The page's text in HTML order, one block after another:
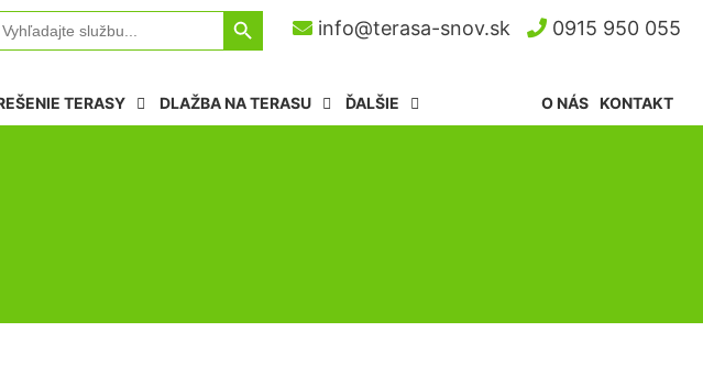
Search Button
info@terasa-snov.sk 0915 950 055
TERASY DLAŽBA NA TERASU ĎALŠIE KONTAKT
O NÁS